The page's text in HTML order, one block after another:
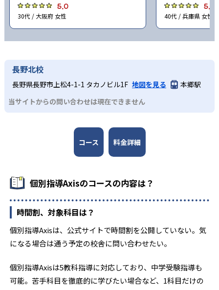
奈良女子大学附属中等教育学校
奈良学園登美ヶ丘中学校 -
智辯学園中学校 - 育英西中学校 -
東大寺学園中学校 -
奈良学園中学校 - 帝塚山中学校
西大和学園中学校
智辯学園奈良カレッジ中学部 -
岡山県立岡山操山中学校 -
岡山県立岡山大安寺中等教育学校 -
5.0
30代 / 大阪府 女性
5.0
40代 / 兵庫県 女性
長野北校
長野県長野市上松4-1-1 タカノビル1F 地図を見る
本郷駅
当サイトからの問い合わせは現在できません
コース 料金詳細
個別指導Axisのコースの内容は？
時間割、対象科目は？
個別指導Axisは、公式サイトで時間割を公開していない。気
になる場合は通う予定の校舎に問い合わせたい。
個別指導Axisは5教科指導に対応しており、中学受験指導も
可能。苦手科目を徹底的に学びたい場合など、1科目だけの